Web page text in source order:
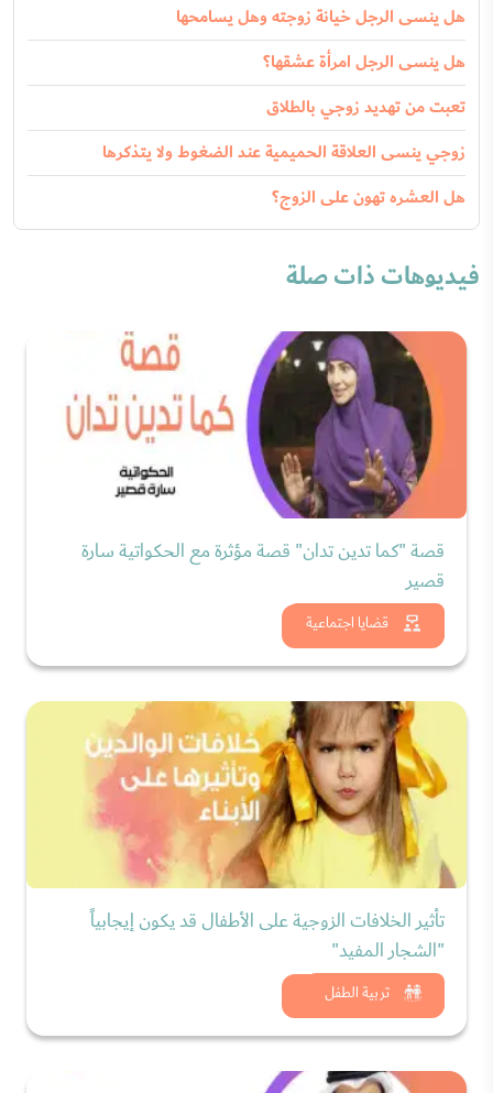
هل ينسى الرجل خيانة زوجته وهل يسامحها
هل ينسى الرجل امرأة عشقها؟
تعبت من تهديد زوجي بالطلاق
زوجي ينسى العلاقة الحميمية عند الضغوط ولا يتذكرها
هل العشره تهون على الزوج؟
فيديوهات ذات صلة
قضايا اجتماعية
قصة "كما تدين تدان" قصة مؤثرة مع الحكواتية سارة
قصير
شاهد الان
تربية الطفل
تأثير الخلافات الزوجية على الأطفال قد يكون إيجابياً
"الشجار المفيد"
شاهد الان